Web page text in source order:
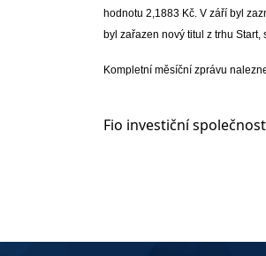
hodnotu 2,1883 Kč. V září byl
byl zařazen nový titul z trhu Start,
Kompletní měsíční zprávu
Fio investiční